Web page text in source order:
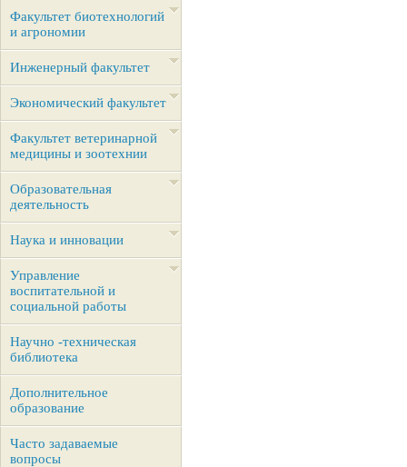
Факультет биотехнологий
и агрономии
Инженерный факультет
Экономический факультет
Факультет ветеринарной
медицины и зоотехнии
Образовательная
деятельность
Наука и инновации
Управление
воспитательной и
социальной работы
Научно -техническая
библиотека
Дополнительное
образование
Часто задаваемые
вопросы